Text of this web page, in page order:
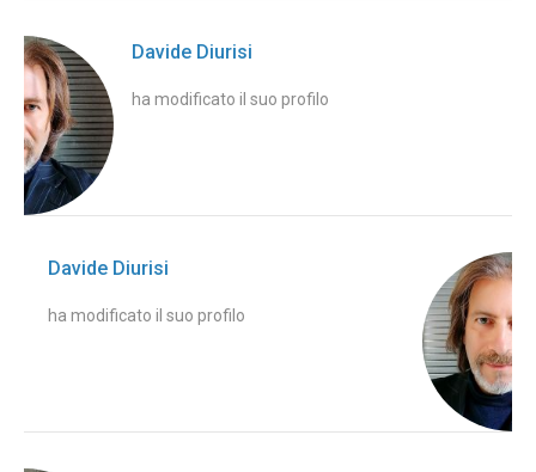
Davide Diurisi
ha modificato il suo profilo
Davide Diurisi
ha modificato il suo profilo